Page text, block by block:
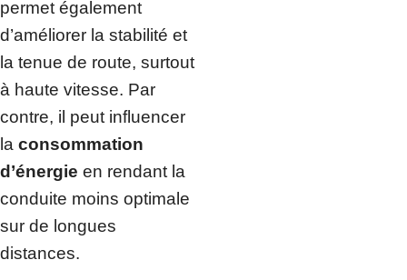
permet également
d’améliorer la stabilité et
la tenue de route, surtout
à haute vitesse. Par
contre, il peut influencer
la consommation
d’énergie en rendant la
conduite moins optimale
sur de longues
distances.